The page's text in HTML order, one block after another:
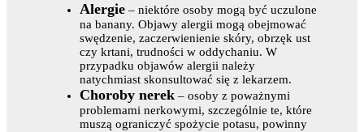
Alergie – niektóre osoby mogą być uczulone
na banany. Objawy alergii mogą obejmować
swędzenie, zaczerwienienie skóry, obrzęk ust
czy krtani, trudności w oddychaniu. W
przypadku objawów alergii należy
natychmiast skonsultować się z lekarzem.
Choroby nerek – osoby z poważnymi
problemami nerkowymi, szczególnie te, które
muszą ograniczyć spożycie potasu, powinny